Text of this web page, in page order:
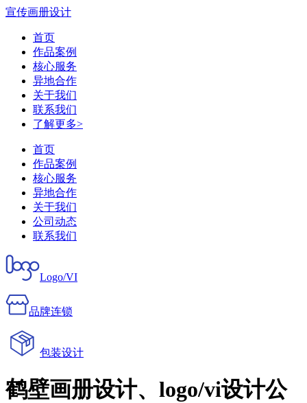
宣传画册设计
首页
作品案例
核心服务
异地合作
关于我们
联系我们
了解更多>
首页
作品案例
核心服务
异地合作
关于我们
公司动态
联系我们
Logo/VI
品牌连锁
包装设计
鹤壁画册设计、logo/vi设计公